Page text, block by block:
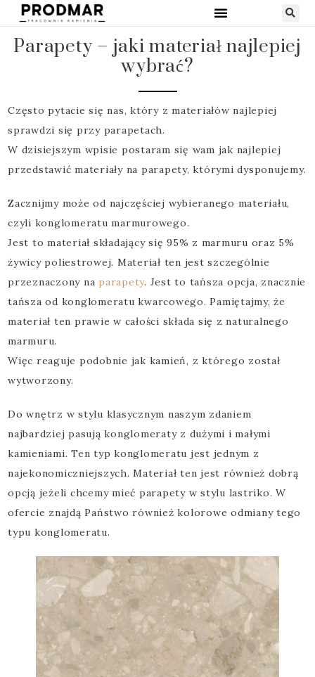
Parapety – jaki materiał najlepiej
wybrać?
Często pytacie się nas, który z materiałów najlepiej
sprawdzi się przy parapetach.
W dzisiejszym wpisie postaram się wam jak najlepiej
przedstawić materiały na parapety, którymi dysponujemy.
Zacznijmy może od najczęściej wybieranego materiału,
czyli konglomeratu marmurowego.
Jest to materiał składający się 95% z marmuru oraz 5%
żywicy poliestrowej. Materiał ten jest szczególnie
przeznaczony na parapety. Jest to tańsza opcja, znacznie
tańsza od konglomeratu kwarcowego. Pamiętajmy, że
materiał ten prawie w całości składa się z naturalnego
marmuru.
Więc reaguje podobnie jak kamień, z którego został
wytworzony.
Do wnętrz w stylu klasycznym naszym zdaniem
najbardziej pasują konglomeraty z dużymi i małymi
kamieniami. Ten typ konglomeratu jest jednym z
najekonomiczniejszych. Materiał ten jest również dobrą
opcją jeżeli chcemy mieć parapety w stylu lastriko. W
ofercie znajdą Państwo również kolorowe odmiany tego
typu konglomeratu.